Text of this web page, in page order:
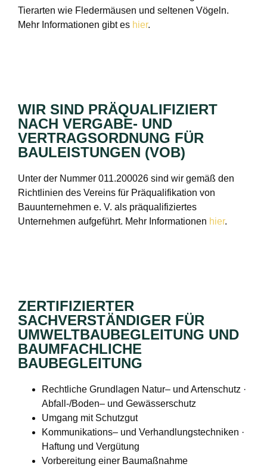
Tierarten wie Fledermäusen und seltenen Vögeln.
Mehr Informationen gibt es hier.
WIR SIND PRÄQUALIFIZIERT
NACH VERGABE- UND
VERTRAGSORDNUNG FÜR
BAULEISTUNGEN (VOB)
Unter der Nummer 011.200026 sind wir gemäß den
Richtlinien des Vereins für Präqualifikation von
Bauunternehmen e. V. als präqualifiziertes
Unternehmen aufgeführt. Mehr Informationen hier.
ZERTIFIZIERTER
SACHVERSTÄNDIGER FÜR
UMWELTBAUBEGLEITUNG UND
BAUMFACHLICHE
BAUBEGLEITUNG
Rechtliche Grundlagen Natur– und Artenschutz ·
Abfall-/Boden– und Gewässerschutz
Umgang mit Schutzgut
Kommunikations– und Verhandlungstechniken ·
Haftung und Vergütung
Vorbereitung einer Baumaßnahme